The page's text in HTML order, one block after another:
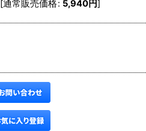
[通常販売価格: 5,940円]